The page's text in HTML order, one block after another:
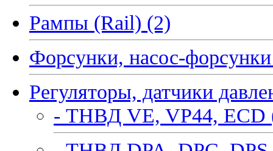
Рампы (Rail) (2)
Форсунки, насос-
Регуляторы, датчики
- ТНВД VE, VP44, ECD